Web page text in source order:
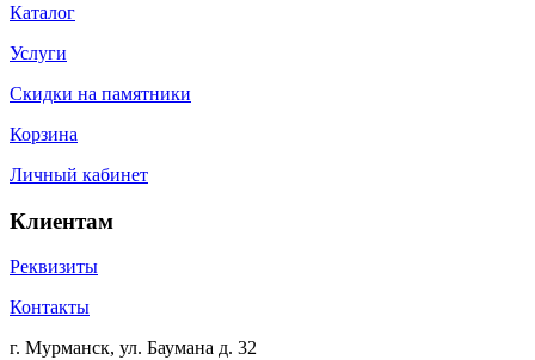
Каталог
Услуги
Скидки на памятники
Корзина
Личный кабинет
Клиентам
Реквизиты
Контакты
г. Мурманск, ул. Баумана д. 32